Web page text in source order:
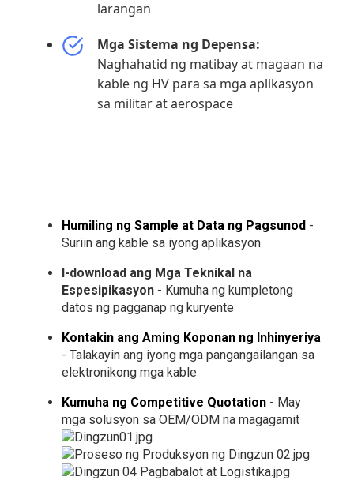
larangan
Mga Sistema ng Depensa:
Naghahatid ng matibay at magaan na
kable ng HV para sa mga aplikasyon
sa militar at aerospace
Humiling ng Sample at Data ng Pagsunod-
Suriin ang kable sa iyong aplikasyon
I-download ang Mga Teknikal na
Espesipikasyon- Kumuha ng kumpletong
datos ng pagganap ng kuryente
Kontakin ang Aming Koponan ng Inhinyeriya
- Talakayin ang iyong mga pangangailangan sa
elektronikong mga kable
Kumuha ng Competitive Quotation- May
mga solusyon sa OEM/ODM na magagamit